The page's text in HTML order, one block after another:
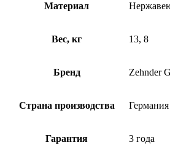
Материал
Вес, кг 13, 8
Бренд Zehnder
Страна производства Германия
Гарантия 3 года